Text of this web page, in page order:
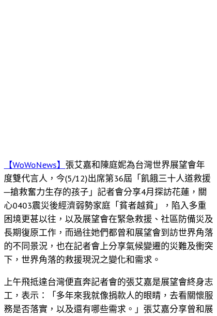
【WoWoNews】 張艾嘉和陳庭妮為台灣世界展望會年
度雙代言人，今(5/12)出席第36屆「飢餓三十人道救援
─搶救奮力生存的孩子」記者會分享4月探訪花蓮，關
心0403震災後經濟弱勢家庭「貧者越貧」，陷入多重
困境更甚以往，以及展望會在緊急救援、社區防備災及
長期復原工作，而過往她們都曾和展望會到訪世界角落
的不同景況，也在記者會上分享氣候變遷的災難及衝突
下，世界角落的救援現況之變化和需求。
上午飛抵達台灣便直奔記者會的張艾嘉是展望會終身志
工，表示：「多年來我就像捐款人的眼睛，去看關懷服
務是否落實，以及還有哪些需求。」張艾嘉分享曾和展